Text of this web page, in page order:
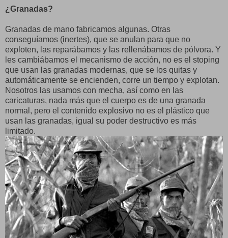
¿Granadas?
Granadas de mano fabricamos algunas. Otras
conseguíamos (inertes), que se anulan para que no
exploten, las reparábamos y las rellenábamos de pólvora. Y
les cambiábamos el mecanismo de acción, no es el stoping
que usan las granadas modernas, que se los quitas y
automáticamente se encienden, corre un tiempo y explotan.
Nosotros las usamos con mecha, así como en las
caricaturas, nada más que el cuerpo es de una granada
normal, pero el contenido explosivo no es el plástico que
usan las granadas, igual su poder destructivo es más
limitado.